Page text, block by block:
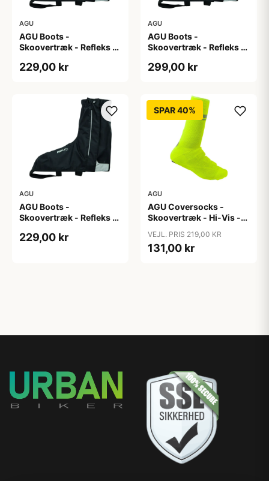
AGU
AGU Boots -
Skoovertræk - Refleks -
229,00 kr
AGU
AGU Boots -
Skoovertræk - Refleks -
299,00 kr
AGU
AGU Boots -
Skoovertræk - Refleks -
229,00 kr
SPAR 40%
AGU
AGU Coversocks -
Skoovertræk - Hi-Vis -
VEJL. PRIS 219,00 KR
131,00 kr